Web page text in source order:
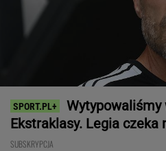
Wytypowaliśmy
Ekstraklasy. Legia czeka
SUBSKRYPCJA